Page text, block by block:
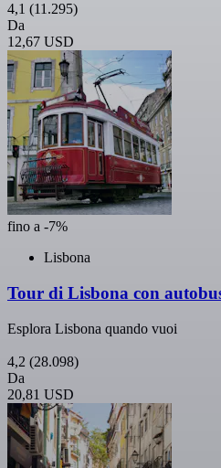
4,1 (11.295)
Da
12,67 USD
fino a -7%
Lisbona
Tour di Lisbona con
Esplora Lisbona quando vuoi
4,2 (28.098)
Da
20,81 USD